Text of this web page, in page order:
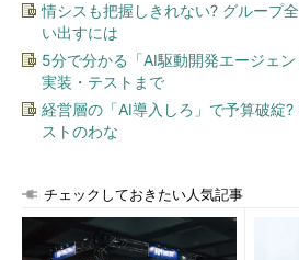
情シスも把握しきれない? グループ
い出すには
5分で分かる「AI駆動開発エージェ
実装・テストまで
経営層の「AI導入しろ」で予算破綻
ストのわな
チェックしておきたい人気記事